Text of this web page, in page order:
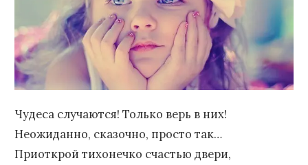
Чудеса случаются! Только верь в них!
Неожиданно, сказочно, просто так…
Приоткрой тихонечко счастью двери,